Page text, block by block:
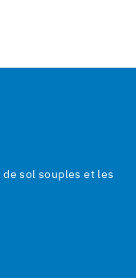
sol souples et les